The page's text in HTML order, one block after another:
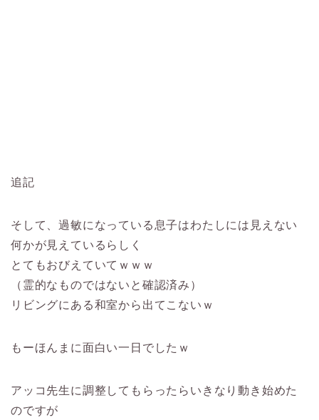
追記
そして、過敏になっている息子はわたしには見えない
何かが見えているらしく
とてもおびえていてｗｗｗ
（霊的なものではないと確認済み）
リビングにある和室から出てこないｗ
もーほんまに面白い一日でしたｗ
アッコ先生に調整してもらったらいきなり動き始めた
のですが